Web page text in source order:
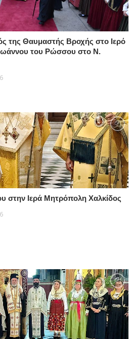
της Θαυμαστής Βροχής στο Ιερό
του Ρώσσου στο Ν.
στην Ιερά Μητρόπολη Χαλκίδος